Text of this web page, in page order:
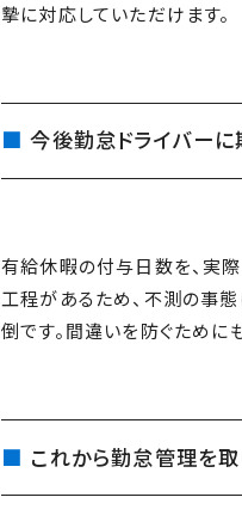
摯に対応していただけます。
今後勤怠ドライバーに
有給休暇の付与日数を、実
工程があるため、不測の事
倒です。間違いを防ぐために
これから勤怠管理を